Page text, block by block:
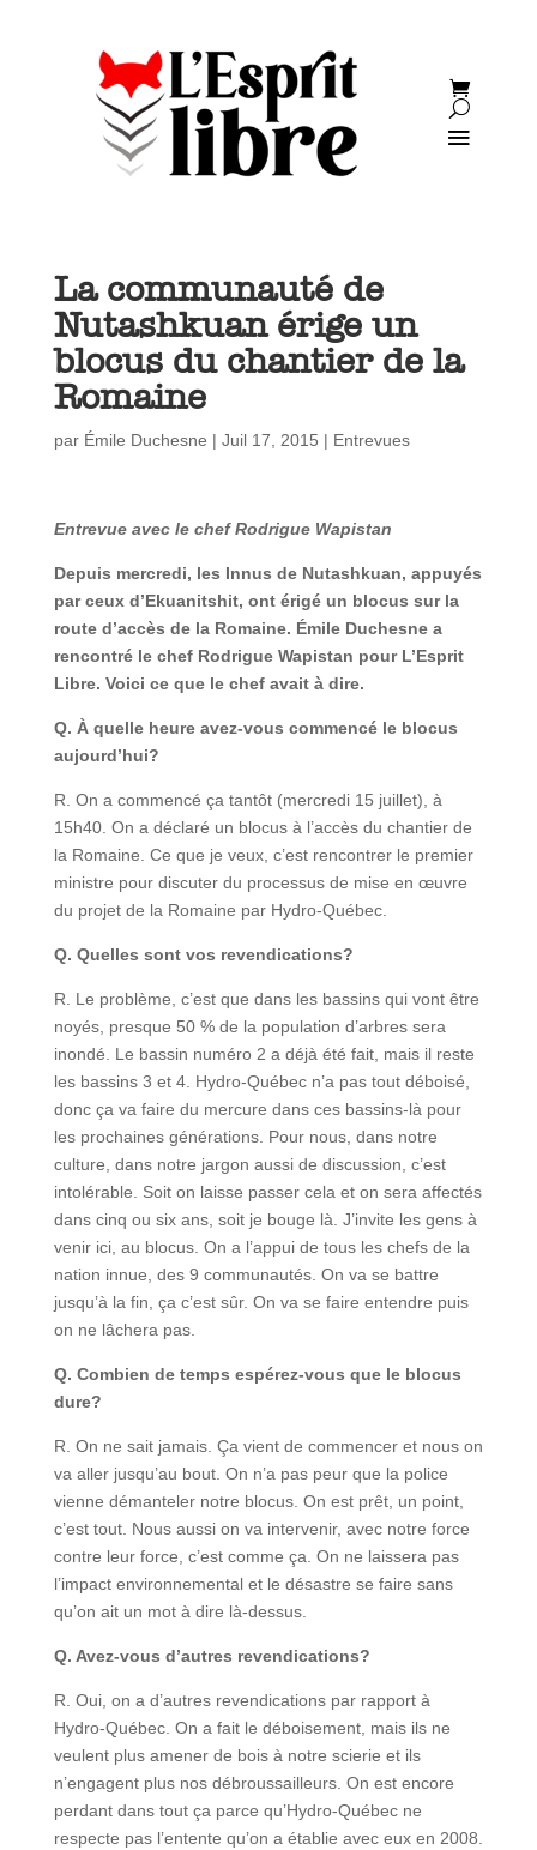
La communauté de
Nutashkuan érige un
blocus du chantier de la
Romaine
par Émile Duchesne | Juil 17, 2015 | Entrevues
Entrevue avec le chef Rodrigue Wapistan
Depuis mercredi, les Innus de Nutashkuan, appuyés
par ceux d’Ekuanitshit, ont érigé un blocus sur la
route d’accès de la Romaine. Émile Duchesne a
rencontré le chef Rodrigue Wapistan pour L’Esprit
Libre. Voici ce que le chef avait à dire.
Q. À quelle heure avez-vous commencé le blocus
aujourd’hui?
R. On a commencé ça tantôt (mercredi 15 juillet), à
15h40. On a déclaré un blocus à l’accès du chantier de
la Romaine. Ce que je veux, c’est rencontrer le premier
ministre pour discuter du processus de mise en œuvre
du projet de la Romaine par Hydro-Québec.
Q. Quelles sont vos revendications?
R. Le problème, c’est que dans les bassins qui vont être
noyés, presque 50 % de la population d’arbres sera
inondé. Le bassin numéro 2 a déjà été fait, mais il reste
les bassins 3 et 4. Hydro-Québec n’a pas tout déboisé,
donc ça va faire du mercure dans ces bassins-là pour
les prochaines générations. Pour nous, dans notre
culture, dans notre jargon aussi de discussion, c’est
intolérable. Soit on laisse passer cela et on sera affectés
dans cinq ou six ans, soit je bouge là. J’invite les gens à
venir ici, au blocus. On a l’appui de tous les chefs de la
nation innue, des 9 communautés. On va se battre
jusqu’à la fin, ça c’est sûr. On va se faire entendre puis
on ne lâchera pas.
Q. Combien de temps espérez-vous que le blocus
dure?
R. On ne sait jamais. Ça vient de commencer et nous on
va aller jusqu’au bout. On n’a pas peur que la police
vienne démanteler notre blocus. On est prêt, un point,
c’est tout. Nous aussi on va intervenir, avec notre force
contre leur force, c’est comme ça. On ne laissera pas
l’impact environnemental et le désastre se faire sans
qu’on ait un mot à dire là-dessus.
Q. Avez-vous d’autres revendications?
R. Oui, on a d’autres revendications par rapport à
Hydro-Québec. On a fait le déboisement, mais ils ne
veulent plus amener de bois à notre scierie et ils
n’engagent plus nos débroussailleurs. On est encore
perdant dans tout ça parce qu’Hydro-Québec ne
respecte pas l’entente qu’on a établie avec eux en 2008.